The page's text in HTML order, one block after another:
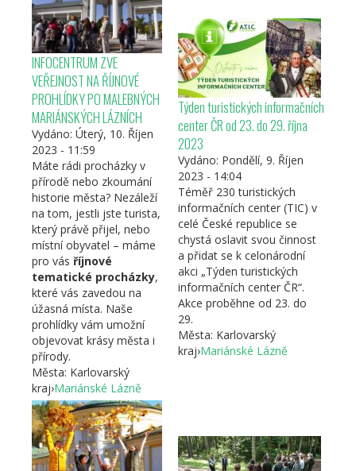
INFOCENTRUM ZVE
VEŘEJNOST NA ŘÍJNOVÉ
PROHLÍDKY PO MALEBNÝCH
MARIÁNSKÝCH LÁZNÍCH
Vydáno: Úterý, 10. Říjen
2023 - 11:59
Máte rádi procházky v
přírodě nebo zkoumání
historie města? Nezáleží
na tom, jestli jste turista,
který právě přijel, nebo
místní obyvatel – máme
pro vás říjnové
tematické procházky,
které vás zavedou na
úžasná místa. Naše
prohlídky vám umožní
objevovat krásy města i
přírody.
Města: Karlovarský
kraj›Mariánské Lázně
Týden turistických informačních
center ČR od 23. do 29. října
2023
Vydáno: Pondělí, 9. Říjen
2023 - 14:04
Téměř 230 turistických
informačních center (TIC) v
celé České republice se
chystá oslavit svou činnost
a přidat se k celonárodní
akci „Týden turistických
informačních center ČR“.
Akce proběhne od 23. do
29.
Města: Karlovarský
kraj›Mariánské Lázně